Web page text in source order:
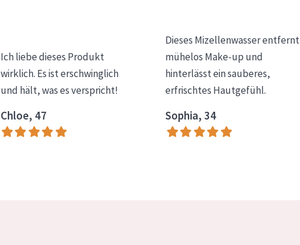
Ich liebe dieses Produkt
wirklich. Es ist erschwinglich
und hält, was es verspricht!
Chloe, 47
Dieses Mizellenwasser entfernt
mühelos Make-up und
hinterlässt ein sauberes,
erfrischtes Hautgefühl.
Sophia, 34